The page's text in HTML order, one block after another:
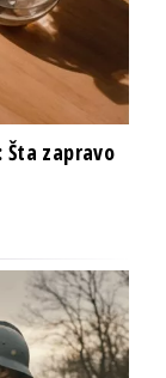
zapravo